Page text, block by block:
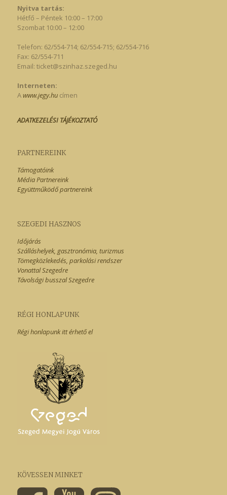
Nyitva tartás:
Hétfő – Péntek 10:00 – 17:00
Szombat 10:00 – 12:00
Telefon: 62/554-714; 62/554-715; 62/554-716
Fax: 62/554-711
Email: ticket@szinhaz.szeged.hu
Interneten:
Awww.jegy.hucímen
ADATKEZELÉSI TÁJÉKOZTATÓ
PARTNEREINK
Támogatóink
Média Partnereink
Együttműködő partnereink
SZEGEDI HASZNOS
Időjárás
Szálláshelyek, gasztronómia, turizmus
Tömegközlekedés, parkolási rendszer
Vonattal Szegedre
Távolsági busszal Szegedre
RÉGI HONLAPUNK
Régi honlapunk itt érhető el
KÖVESSEN MINKET